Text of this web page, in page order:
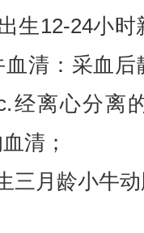
生12-24小
清：采血
经离心分离
清；
三月龄小牛